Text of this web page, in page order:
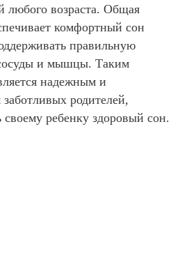
любого возраста. Общая
комфортный сон
правильную
и мышцы. Таким
надежным и
родителей,
своему ребенку здоровый сон.